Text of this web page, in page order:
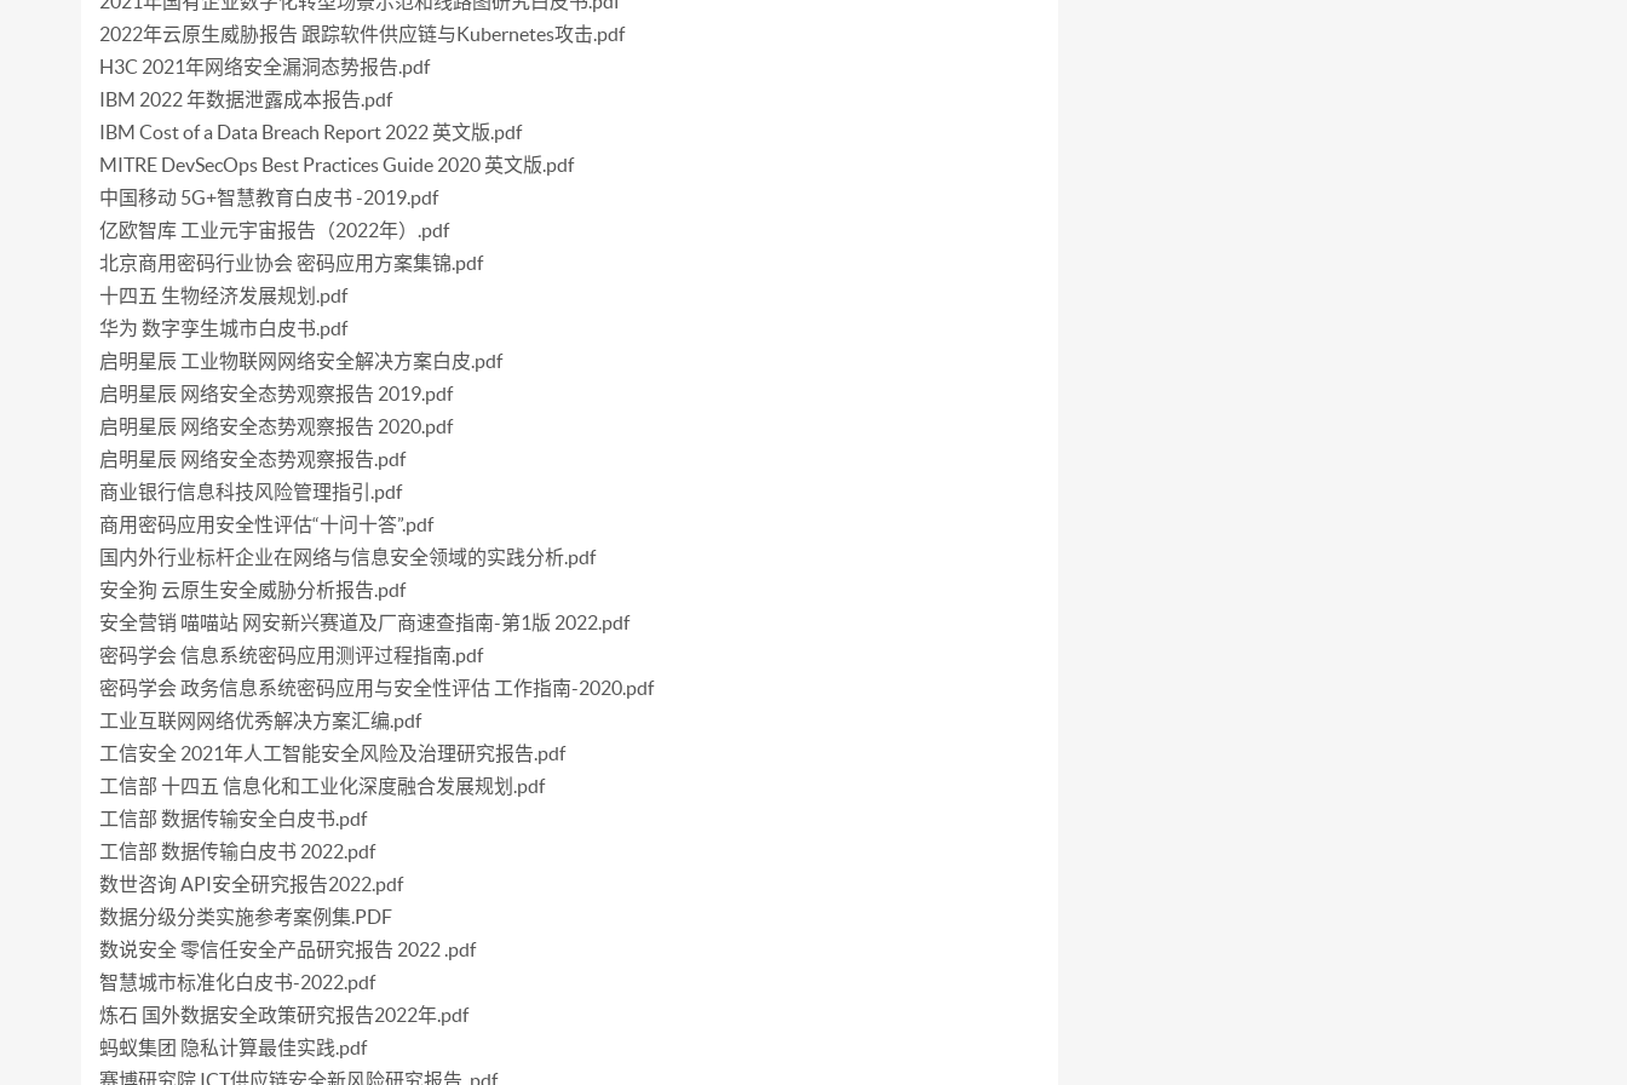
2022年云原生威胁报告 跟踪软件供应链与Kubernetes攻击.pdf
H3C 2021年网络安全漏洞态势报告.pdf
IBM 2022 年数据泄露成本报告.pdf
IBM Cost of a Data Breach Report 2022 英文版.pdf
MITRE DevSecOps Best Practices Guide 2020 英文版.pdf
中国移动 5G+智慧教育白皮书 -2019.pdf
亿欧智库 工业元宇宙报告（2022年）.pdf
北京商用密码行业协会 密码应用方案集锦.pdf
十四五 生物经济发展规划.pdf
华为 数字孪生城市白皮书.pdf
启明星辰 工业物联网网络安全解决方案白皮.pdf
启明星辰 网络安全态势观察报告 2019.pdf
启明星辰 网络安全态势观察报告 2020.pdf
启明星辰 网络安全态势观察报告.pdf
商业银行信息科技风险管理指引.pdf
商用密码应用安全性评估“十问十答”.pdf
国内外行业标杆企业在网络与信息安全领域的实践分析.pdf
安全狗 云原生安全威胁分析报告.pdf
安全营销 喵喵站 网安新兴赛道及厂商速查指南-第1版 2022.pdf
密码学会 信息系统密码应用测评过程指南.pdf
密码学会 政务信息系统密码应用与安全性评估 工作指南-2020.pdf
工业互联网网络优秀解决方案汇编.pdf
工信安全 2021年人工智能安全风险及治理研究报告.pdf
工信部 十四五 信息化和工业化深度融合发展规划.pdf
工信部 数据传输安全白皮书.pdf
工信部 数据传输白皮书 2022.pdf
数世咨询 API安全研究报告2022.pdf
数据分级分类实施参考案例集.PDF
数说安全 零信任安全产品研究报告 2022 .pdf
智慧城市标准化白皮书-2022.pdf
炼石 国外数据安全政策研究报告2022年.pdf
蚂蚁集团 隐私计算最佳实践.pdf
赛博研究院 ICT供应链安全新风险研究报告 .pdf